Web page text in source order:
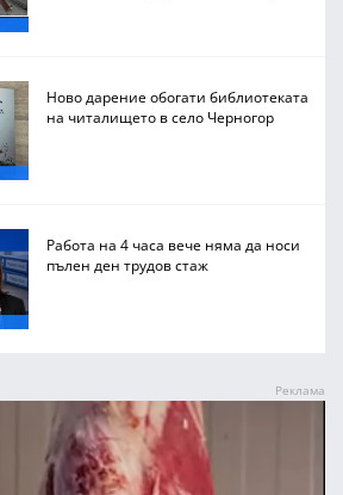
Ново дарение обогати библиотеката
на читалището в село Черногор
Работа на 4 часа вече няма да носи
пълен ден трудов стаж